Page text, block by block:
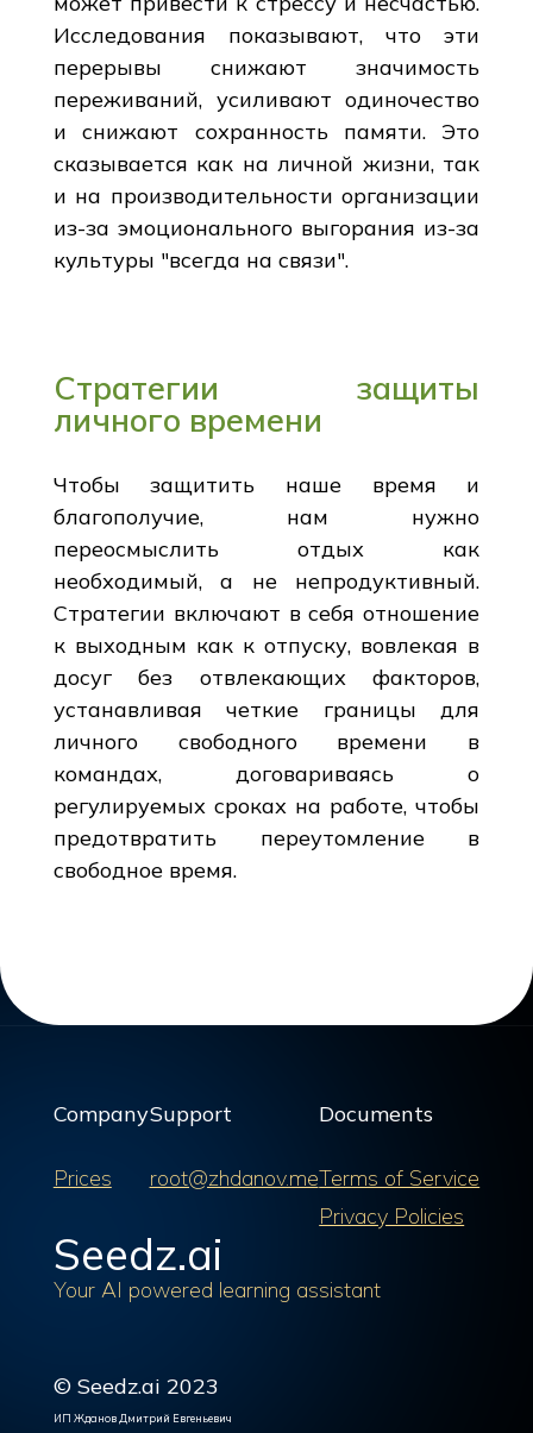
Исследования показывают, что эти
перерывы снижают значимость
переживаний, усиливают одиночество
и снижают сохранность памяти. Это
сказывается как на личной жизни, так
и на производительности организации
из-за эмоционального выгорания из-за
культуры "всегда на связи".
Стратегии защиты
личного времени
Чтобы защитить наше время и
благополучие, нам нужно
переосмыслить отдых как
необходимый, а не непродуктивный.
Стратегии включают в себя отношение
к выходным как к отпуску, вовлекая в
досуг без отвлекающих факторов,
устанавливая четкие границы для
личного свободного времени в
командах, договариваясь о
регулируемых сроках на работе, чтобы
предотвратить переутомление в
свободное время.
Company
Prices
Support
root@zhdanov.me
Documents
Terms of Service
Privacy Policies
Seedz.ai
Your AI powered learning assistant
© Seedz.ai 2023
ИП Жданов Дмитрий Евгеньевич